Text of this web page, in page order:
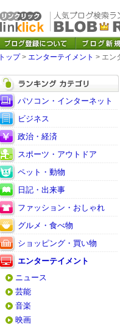
トップ> エンターテイメント > エン
パソコン・インターネット
ビジネス
政治・経済
スポーツ・アウトドア
ペット・動物
日記・出来事
ファッション・おしゃれ
グルメ・食べ物
ショッピング・買い物
エンターテイメント
ニュース
芸能
音楽
映画